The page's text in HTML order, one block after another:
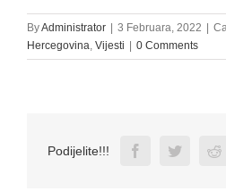
ByAdministrator 3 Februara, 2022
Hercegovina, Vijesti 0 Comments
Podijelite!!! FacebookTwitter